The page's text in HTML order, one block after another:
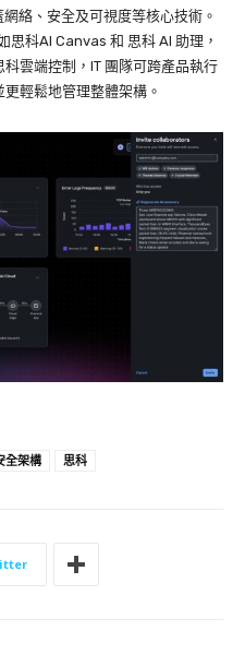
絡、安全及可視度等核心技術。
思科AI Canvas 和 思科 AI 助理，
雲端控制，IT 團隊可跨產品執行
輕鬆地管理整體架構。
全架構 思科